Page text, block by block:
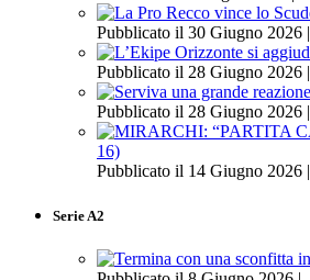
Pubblicato il 30 Giugno 2026 |
Pubblicato il 28 Giugno 2026 |
Pubblicato il 28 Giugno 2026 |
16)
Pubblicato il 14 Giugno 2026 |
Serie A2